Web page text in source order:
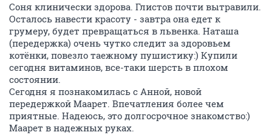
Соня клинически здорова. Глистов почти вытравили.
Осталось навести красоту - завтра она едет к
грумеру, будет превращаться в львенка. Наташа
(передержка) очень чутко следит за здоровьем
котёнки, повезло таежному пушистику:) Купили
сегодня витаминов, все-таки шерсть в плохом
состоянии.
Сегодня я познакомилась с Анной, новой
передержкой Маарет. Впечатления более чем
приятные. Надеюсь, это долгосрочное знакомство:)
Маарет в надежных руках.